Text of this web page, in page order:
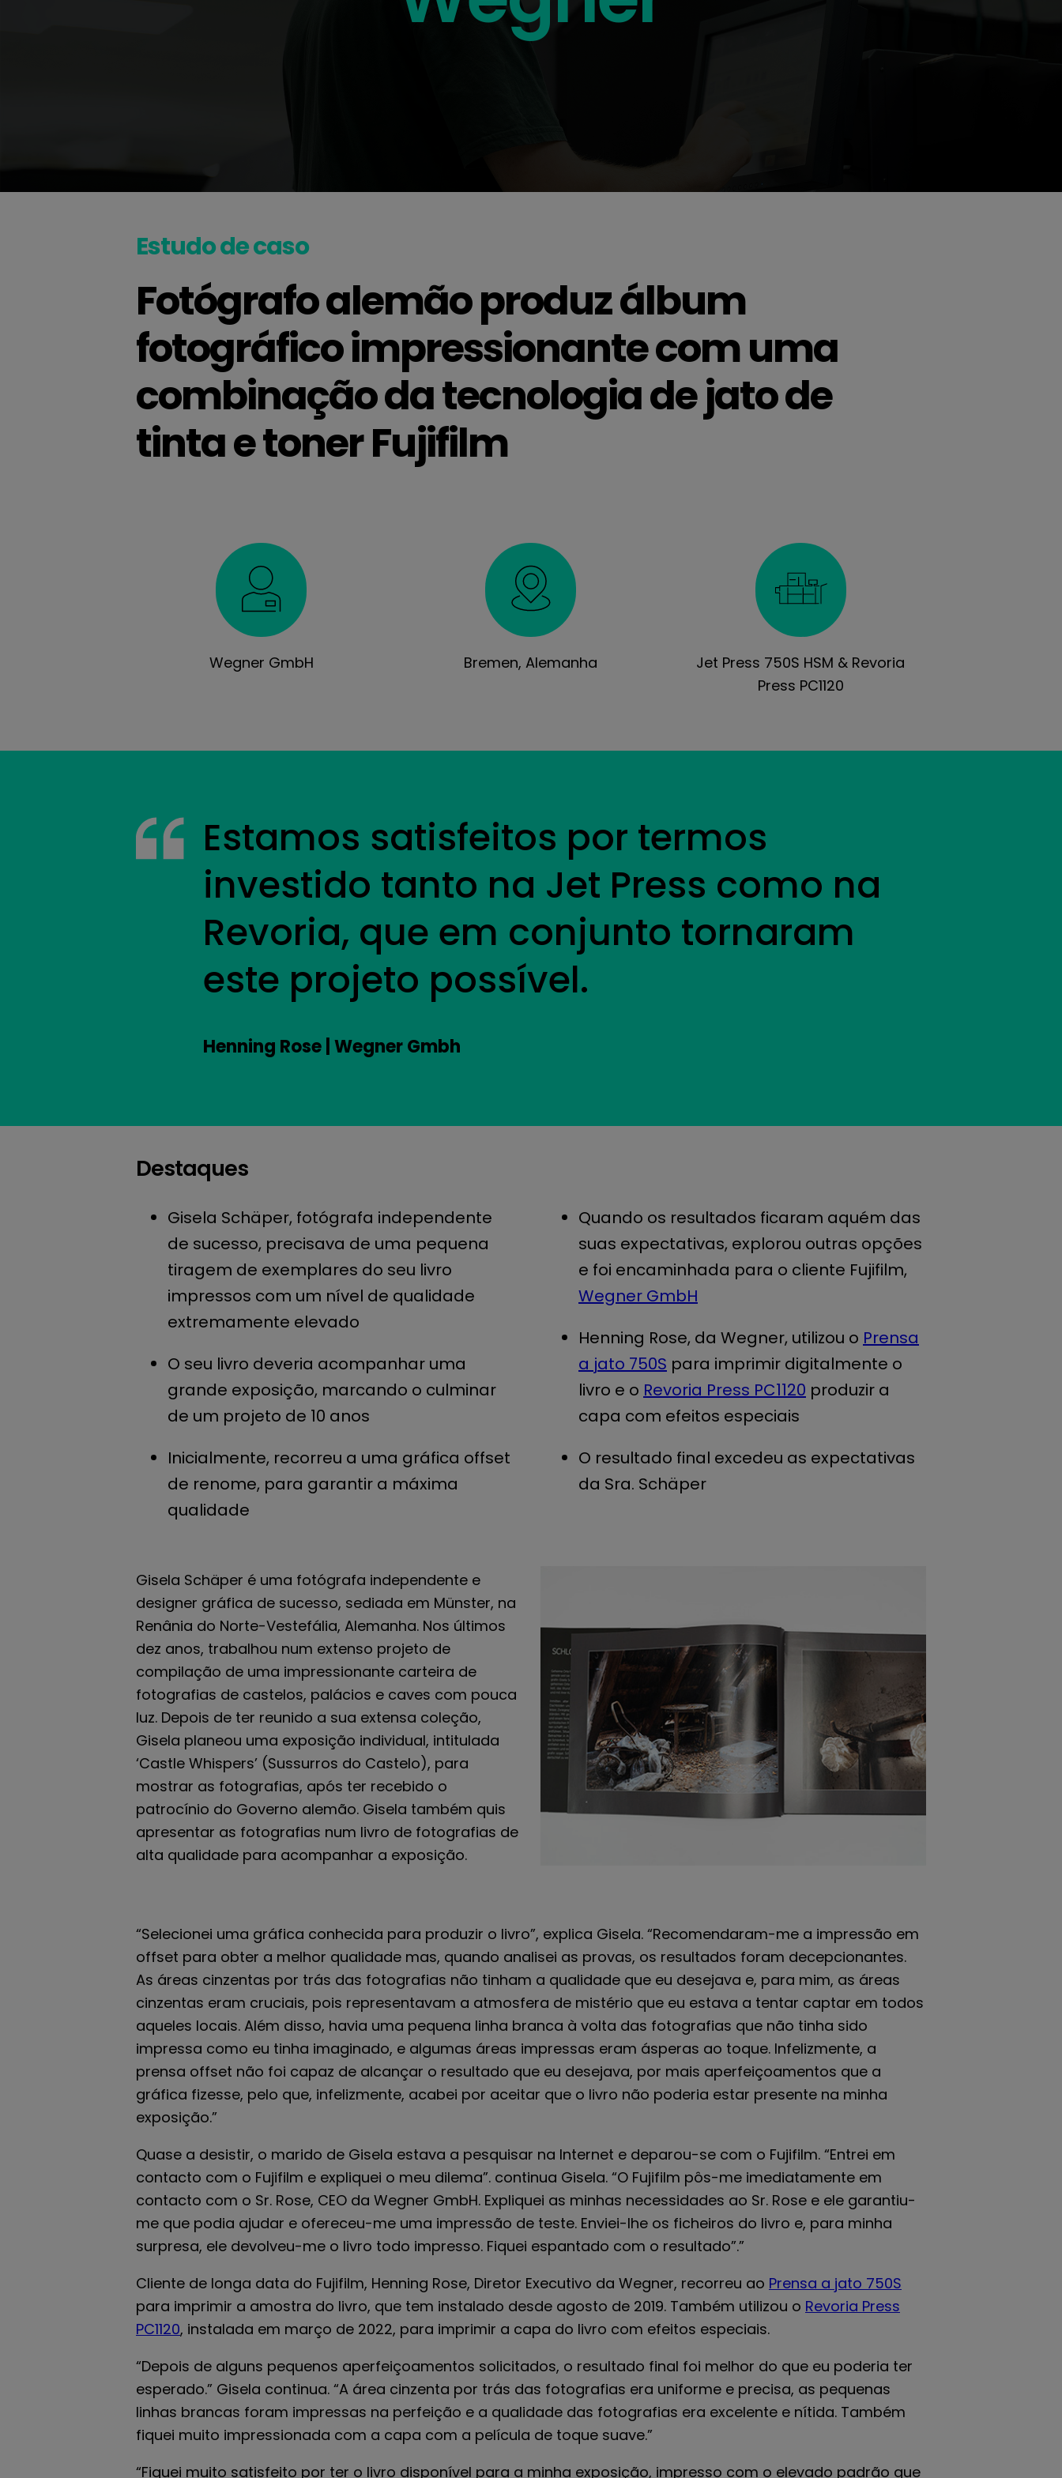
Estudo de caso
Fotógrafo alemão produz álbum
fotográfico impressionante com uma
combinação da tecnologia de jato de
tinta e toner Fujifilm
Wegner GmbH Bremen, Alemanha
Jet Press 750S HSM & Revoria
Press PC1120
Estamos satisfeitos por termos
investido tanto na Jet Press como na
Revoria, que em conjunto tornaram
este projeto possível.
Henning Rose | Wegner Gmbh
Destaques
Gisela Schäper, fotógrafa independente
de sucesso, precisava de uma pequena
tiragem de exemplares do seu livro
impressos com um nível de qualidade
extremamente elevado
O seu livro deveria acompanhar uma
grande exposição, marcando o culminar
de um projeto de 10 anos
Inicialmente, recorreu a uma gráfica offset
de renome, para garantir a máxima
qualidade
Quando os resultados ficaram aquém das
suas expectativas, explorou outras opções
e foi encaminhada para o cliente Fujifilm,
Wegner GmbH
Henning Rose, da Wegner, utilizou o Prensa
a jato 750S para imprimir digitalmente o
livro e o Revoria Press PC1120 produzir a
capa com efeitos especiais
O resultado final excedeu as expectativas
da Sra. Schäper
Gisela Schäper é uma fotógrafa independente e
designer gráfica de sucesso, sediada em Münster, na
Renânia do Norte-Vestefália, Alemanha. Nos últimos
dez anos, trabalhou num extenso projeto de
compilação de uma impressionante carteira de
fotografias de castelos, palácios e caves com pouca
luz. Depois de ter reunido a sua extensa coleção,
Gisela planeou uma exposição individual, intitulada
‘Castle Whispers’ (Sussurros do Castelo), para
mostrar as fotografias, após ter recebido o
patrocínio do Governo alemão. Gisela também quis
apresentar as fotografias num livro de fotografias de
alta qualidade para acompanhar a exposição.
“Selecionei uma gráfica conhecida para produzir o livro”, explica Gisela. “Recomendaram-me a impressão em
offset para obter a melhor qualidade mas, quando analisei as provas, os resultados foram decepcionantes.
As áreas cinzentas por trás das fotografias não tinham a qualidade que eu desejava e, para mim, as áreas
cinzentas eram cruciais, pois representavam a atmosfera de mistério que eu estava a tentar captar em todos
aqueles locais. Além disso, havia uma pequena linha branca à volta das fotografias que não tinha sido
impressa como eu tinha imaginado, e algumas áreas impressas eram ásperas ao toque. Infelizmente, a
prensa offset não foi capaz de alcançar o resultado que eu desejava, por mais aperfeiçoamentos que a
gráfica fizesse, pelo que, infelizmente, acabei por aceitar que o livro não poderia estar presente na minha
exposição.”
Quase a desistir, o marido de Gisela estava a pesquisar na Internet e deparou-se com o Fujifilm. “Entrei em
contacto com o Fujifilm e expliquei o meu dilema”. continua Gisela. “O Fujifilm pôs-me imediatamente em
contacto com o Sr. Rose, CEO da Wegner GmbH. Expliquei as minhas necessidades ao Sr. Rose e ele garantiu-
me que podia ajudar e ofereceu-me uma impressão de teste. Enviei-lhe os ficheiros do livro e, para minha
surpresa, ele devolveu-me o livro todo impresso. Fiquei espantado com o resultado”.”
Cliente de longa data do Fujifilm, Henning Rose, Diretor Executivo da Wegner, recorreu ao Prensa a jato 750S
para imprimir a amostra do livro, que tem instalado desde agosto de 2019. Também utilizou o Revoria Press
PC1120, instalada em março de 2022, para imprimir a capa do livro com efeitos especiais.
“Depois de alguns pequenos aperfeiçoamentos solicitados, o resultado final foi melhor do que eu poderia ter
esperado.” Gisela continua. “A área cinzenta por trás das fotografias era uniforme e precisa, as pequenas
linhas brancas foram impressas na perfeição e a qualidade das fotografias era excelente e nítida. Também
fiquei muito impressionada com a capa com a película de toque suave.”
“Fiquei muito satisfeito por ter o livro disponível para a minha exposição, impresso com o elevado padrão que